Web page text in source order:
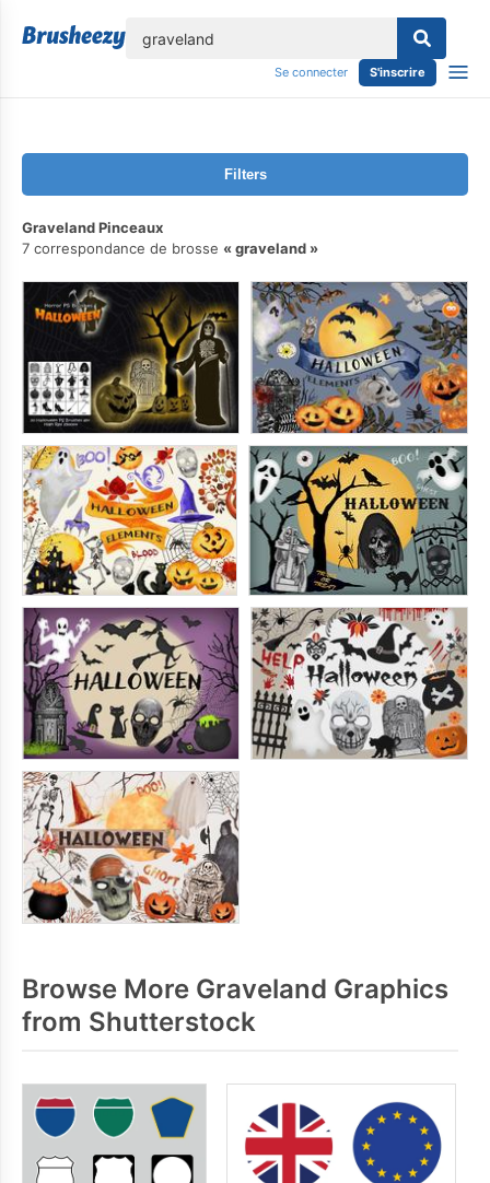
Se connecter S'inscrire
Filters
Graveland Pinceaux
7 correspondance de brosse
graveland
Browse More Graveland Graphics
from Shutterstock